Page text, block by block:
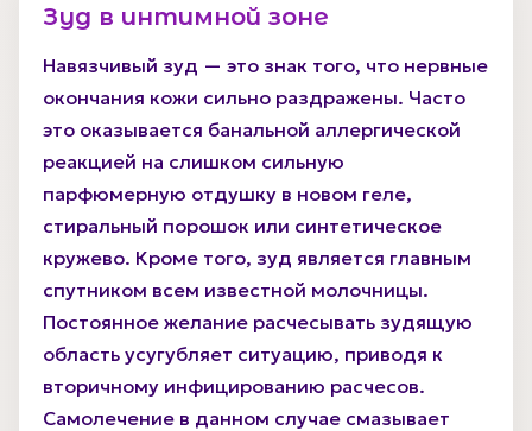
Зуд в интимной зоне
Навязчивый зуд — это знак того, что нервные
окончания кожи сильно раздражены. Часто
это оказывается банальной аллергической
реакцией на слишком сильную
парфюмерную отдушку в новом геле,
стиральный порошок или синтетическое
кружево. Кроме того, зуд является главным
спутником всем известной молочницы.
Постоянное желание расчесывать зудящую
область усугубляет ситуацию, приводя к
вторичному инфицированию расчесов.
Самолечение в данном случае смазывает